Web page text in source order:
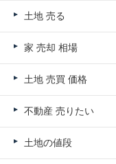
土地 売る
家 売却 相場
土地 売買 価格
不動産 売りたい
土地の値段